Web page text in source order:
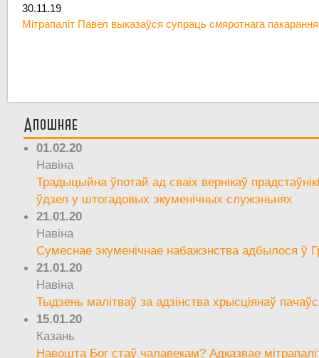
30.11.19
Мітрапаліт Павел выказаўся супраць смяротнага пакарання
Апошняе
01.02.20
Навіна
Традыцыйна ўпотай ад сваіх вернікаў
ўдзел у штогадовых экуменічных служэньнях
21.01.20
Навіна
Сумеснае экуменічнае набажэнства адбылося ў
21.01.20
Навіна
Тыдзень малітваў за адзінства хрысціянаў
15.01.20
Казань
Навошта Бог стаў чалавекам? Адказвае